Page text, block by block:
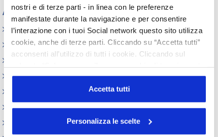
nostri e di terze parti - in linea con le preferenze
manifestate durante la navigazione e per consentire
l’interazione con i tuoi Social network questo sito utilizza
cookie, anche di terze parti. Cliccando su “Accetta tutti”
acconsenti all’utilizzo di tutti i cookie. Cliccando sul
o profilazione viene utilizzato. Cliccando su
“Personalizza le scelte” è possibile esprimere la propria
volontà in relazione a ciascuna categoria di cookie del
Accetta tutti
Personalizza le scelte
Appuntamenti
Elenco Completo
Assemblea
Cosmoprof
Beauty Links